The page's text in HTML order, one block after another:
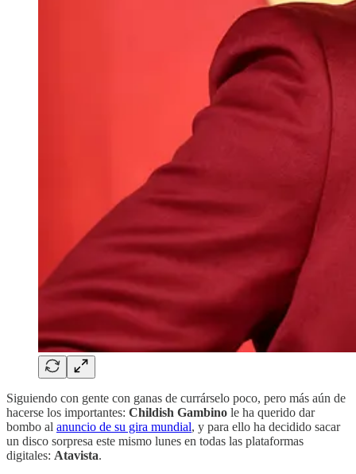
Siguiendo con gente con ganas de currárselo poco, pero más aún de
hacerse los importantes: Childish Gambino le ha querido dar
bombo al anuncio de su gira mundial, y para ello ha decidido sacar
un disco sorpresa este mismo lunes en todas las plataformas
digitales: Atavista.